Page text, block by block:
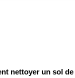
nettoyer un sol